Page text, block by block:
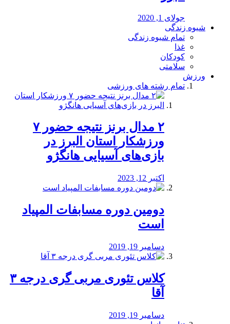
جولای 1, 2020
شیوه زندگی
تمام شیوه زندگی
غذا
کودکان
سلامتی
ورزش
تمام رشته های ورزشی
۲ مدال برنز نتیجه حضور ۷
ورزشکار استان البرز در
بازی‌های آسیایی هانگژو
اکتبر 12, 2023
دومین دوره مسابفات المپیاد
است
دسامبر 19, 2019
کلاس تئوری مربی گری درجه ۳
آقا
دسامبر 19, 2019